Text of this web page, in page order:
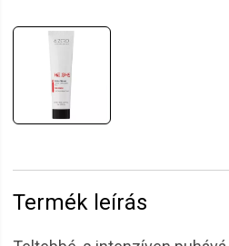
Termék leírás